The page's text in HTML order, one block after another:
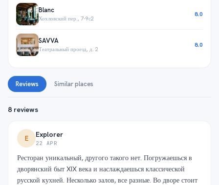
Blanc
Хохловский пер., 7-9с2
8.0
SAVVA
Театральный проезд, д. 2
8.0
Reviews Similar places
8 reviews
E Explorer
22 APR
Ресторан уникальный, другого такого нет. Погружаешься в
дворянский быт XIX века и наслаждаешься классической
русской кухней. Несколько залов, все разные. Во дворе стоит